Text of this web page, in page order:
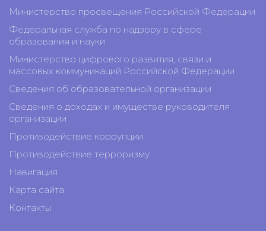
Министерство просвещения Российской Федерации
Федеральная служба по надзору в сфере
образования и науки
Министерство цифрового развития, связи и
массовых коммуникаций Российской Федерации
Сведения об образовательной организации
Сведения о доходах и имуществе руководителя
организации
Противодействие коррупции
Противодействие терроризму
Навигация
Карта сайта
Контакты